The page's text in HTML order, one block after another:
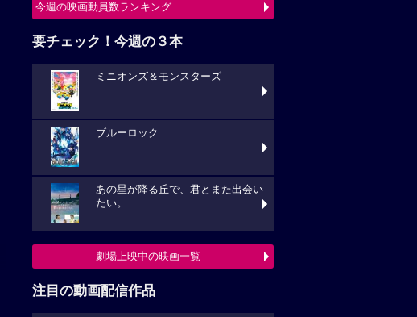
今週の映画動員数ランキング
要チェック！今週の３本
ミニオンズ＆モンスターズ
ブルーロック
あの星が降る丘で、君とまた出会い
たい。
劇場上映中の映画一覧
注目の動画配信作品